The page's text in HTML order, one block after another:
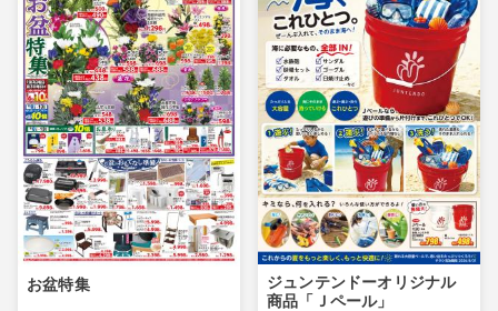
お盆特集
ジュンテンドーオリジナル
商品「Ｊペール」